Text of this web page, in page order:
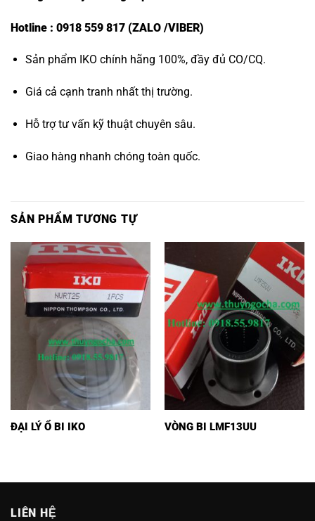
Hotline : 0918 559 817 (ZALO /VIBER)
Sản phẩm IKO chính hãng 100%, đầy đủ CO/CQ.
Giá cả cạnh tranh nhất thị trường.
Hỗ trợ tư vấn kỹ thuật chuyên sâu.
Giao hàng nhanh chóng toàn quốc.
SẢN PHẨM TƯƠNG TỰ
ĐẠI LÝ Ổ BI IKO VÒNG BI LMF13UU
LIÊN HỆ